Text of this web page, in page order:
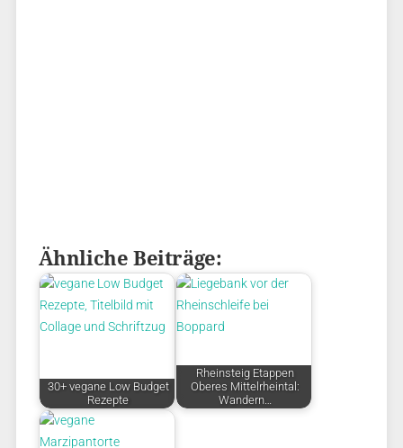
Ähnliche Beiträge:
30+ vegane Low Budget
Rezepte
Rheinsteig Etappen
Oberes Mittelrheintal:
Wandern…